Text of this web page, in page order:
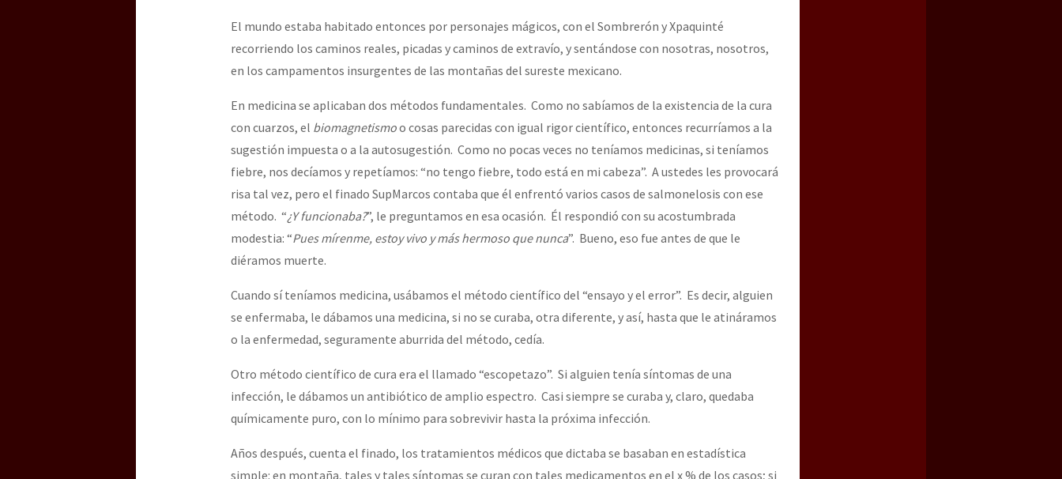
El mundo estaba habitado entonces por personajes mágicos, con el Sombrerón y Xpaquinté
recorriendo los caminos reales, picadas y caminos de extravío, y sentándose con nosotras, nosotros,
en los campamentos insurgentes de las montañas del sureste mexicano.
En medicina se aplicaban dos métodos fundamentales. Como no sabíamos de la existencia de la cura
con cuarzos, el biomagnetismoo cosas parecidas con igual rigor científico, entonces recurríamos a la
sugestión impuesta o a la autosugestión. Como no pocas veces no teníamos medicinas, si teníamos
fiebre, nos decíamos y repetíamos: “no tengo fiebre, todo está en mi cabeza”. A ustedes les provocará
risa tal vez, pero el finado SupMarcos contaba que él enfrentó varios casos de salmonelosis con ese
método. “¿Y funcionaba?”, le preguntamos en esa ocasión. Él respondió con su acostumbrada
modestia: “Pues mírenme, estoy vivo y más hermoso que nunca”. Bueno, eso fue antes de que le
diéramos muerte.
Cuando sí teníamos medicina, usábamos el método científico del “ensayo y el error”. Es decir, alguien
se enfermaba, le dábamos una medicina, si no se curaba, otra diferente, y así, hasta que le atináramos
o la enfermedad, seguramente aburrida del método, cedía.
Otro método científico de cura era el llamado “escopetazo”. Si alguien tenía síntomas de una
infección, le dábamos un antibiótico de amplio espectro. Casi siempre se curaba y, claro, quedaba
químicamente puro, con lo mínimo para sobrevivir hasta la próxima infección.
Años después, cuenta el finado, los tratamientos médicos que dictaba se basaban en estadística
simple: en montaña, tales y tales síntomas se curan con tales medicamentos en el x % de los casos; si